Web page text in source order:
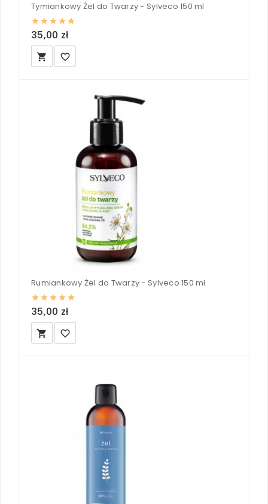
Tymiankowy Żel do Twarzy - Sylveco 150 ml
35,00 zł
local_grocery_store favorite_border
Rumiankowy Żel do Twarzy - Sylveco 150 ml
35,00 zł
local_grocery_store favorite_border